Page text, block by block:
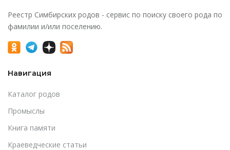
Реестр Симбирских родов - сервис по поиску своего рода по
фамилии и/или поселению.
Навигация
Каталог родов
Промыслы
Книга памяти
Краеведческие статьи